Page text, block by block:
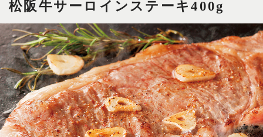
松阪牛サーロインステーキ400g